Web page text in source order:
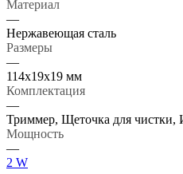
Материал
—
Нержавеющая сталь
Размеры
—
114х19х19 мм
Комплектация
—
Триммер, Щеточка для чистки,
Мощность
—
2 W